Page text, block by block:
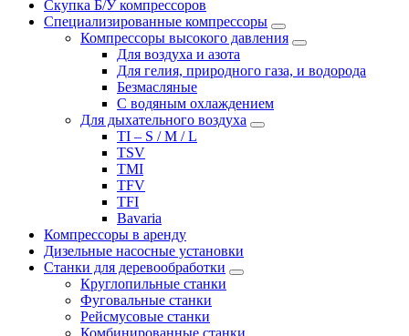
Скупка Б/У компрессоров
Специализированные компрессоры
Компрессоры высокого давления
Для воздуха и азота
Для гелия, природного газа, и водорода
Безмасляные
С водяным охлаждением
Для дыхательного воздуха
TI – S / M / L
TSV
TMI
TFV
TFI
Bavaria
Компрессоры в аренду
Дизельные насосные установки
Станки для деревообработки
Круглопильные станки
Фуговальные станки
Рейсмусовые станки
Комбинированные станки